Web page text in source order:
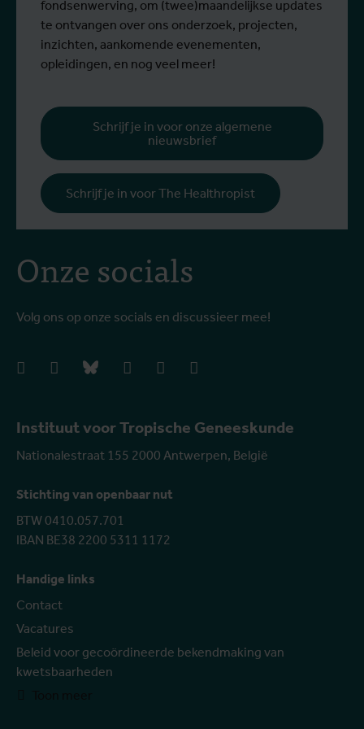
Instituut voor Tropische Geneeskunde
Nationalestraat 155 2000 Antwerpen, België
Stichting van openbaar nut
BTW 0410.057.701
IBAN BE38 2200 5311 1172
Handige links
Contact
Vacatures
Beleid voor gecoördineerde bekendmaking van
kwetsbaarheden
Onze socials
Volg ons op onze socials en discussieer mee!
facebookinstagrambluesky linkedIn youtube
fondsenwerving, om (twee)maandelijkse updates
te ontvangen over ons onderzoek, projecten,
inzichten, aankomende evenementen,
opleidingen, en nog veel meer!
Schrijf je in voor onze algemene
nieuwsbrief
Schrijf je in voor The Healthropist